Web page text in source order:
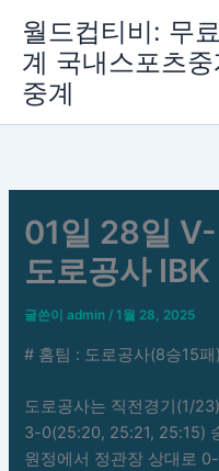
기
월드컵티비: 무
계 국내스포츠
중계
01일 28일
도로공사 IBK
글쓴이admin/1월 28, 2025
# 홈팀 : 도로공사(8승15패)
도로공사는 직전경기(1/
3-0(25:20, 25:21, 25:15)
원정에서 정관장 상대로